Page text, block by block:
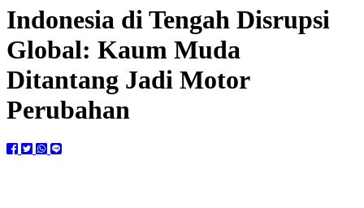
Indonesia di Tengah Disrupsi
Global: Kaum Muda
Ditantang Jadi Motor
Perubahan